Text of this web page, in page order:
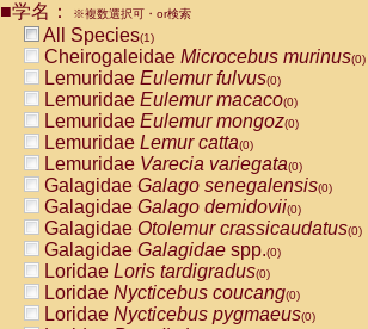
CebidaeCebus nigrivittatus
CebidaeCebus
CebidaeSaimiri boliviensis(0)
CebidaeSaimiri sciureus(0)
AtelidaeAlouatta caraya(0)
AtelidaeAlouatta fusca(0)
AtelidaeAlouatta seniculus
AtelidaeAlouattaspp.(0)
AtelidaeAteles belzebuth(0)
AtelidaeAteles geoffroyi(0)
AtelidaeAteles paniscus(0)
AtelidaeAtelesspp.(0)
Atelidae Lagothrix lagothricha
AtelidaeLagothrix lagothricha cana
PitheciidaeCacajao calvus
■学名： ※複数選択可・or検索
All Species(1)
Cheirogaleidae Microcebus murinus(0)
Lemuridae Eulemur fulvus(0)
Lemuridae Eulemur macaco(0)
Lemuridae Eulemur mongoz(0)
Lemuridae Lemur catta(0)
Lemuridae Varecia variegata(0)
Galagidae Galago senegalensis(0)
Galagidae Galago demidovii(0)
Galagidae Otolemur crassicaudatus(0)
Galagidae Galagidae spp.(0)
Loridae Loris tardigradus(0)
Loridae Nycticebus coucang(0)
Loridae Nycticebus pygmaeus(0)